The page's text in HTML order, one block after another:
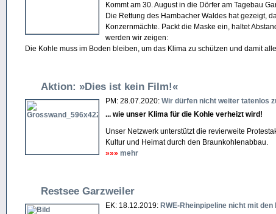
Kommt am 30. August in die Dörfer am Tagebau
Die Rettung des Hambacher Waldes hat gezeigt,
Konzern­mächte. Packt die Maske ein, haltet
werden wir zeigen:
Die Kohle muss im Boden bleiben, um das Klima zu schützen und damit
Aktion: »Dies ist kein Film!«
PM: 28.07.2020: Wir dürfen nicht weiter tatenlos
... wie unser Klima für die Kohle verheizt wird!
Unser Netzwerk unterstützt die revierweite
Kultur und Heimat durch den Braunkohlenabbau.
»»» mehr
Restsee Garzweiler
EK: 18.12.2019: RWE-Rheinpipeline nicht mit